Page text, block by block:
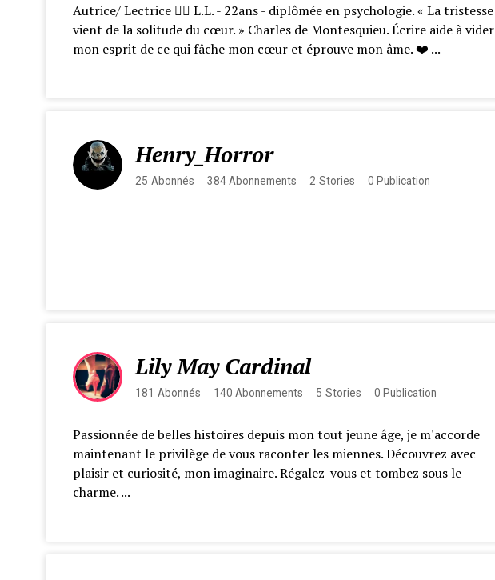
Autrice/ Lectrice ✍🏻 L.L. - 22ans - diplômée en psychologie. « La tristesse
vient de la solitude du cœur. » Charles de Montesquieu. Écrire aide à vider
mon esprit de ce qui fâche mon cœur et éprouve mon âme. ❤️ ...
Henry_Horror
25 Abonnés 384 Abonnements 2 Stories 0 Publication
Lily May Cardinal
181 Abonnés 140 Abonnements 5 Stories 0 Publication
Passionnée de belles histoires depuis mon tout jeune âge, je m'accorde
maintenant le privilège de vous raconter les miennes. Découvrez avec
plaisir et curiosité, mon imaginaire. Régalez-vous et tombez sous le
charme. ...